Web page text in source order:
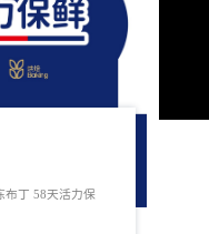
布丁 58天活力保